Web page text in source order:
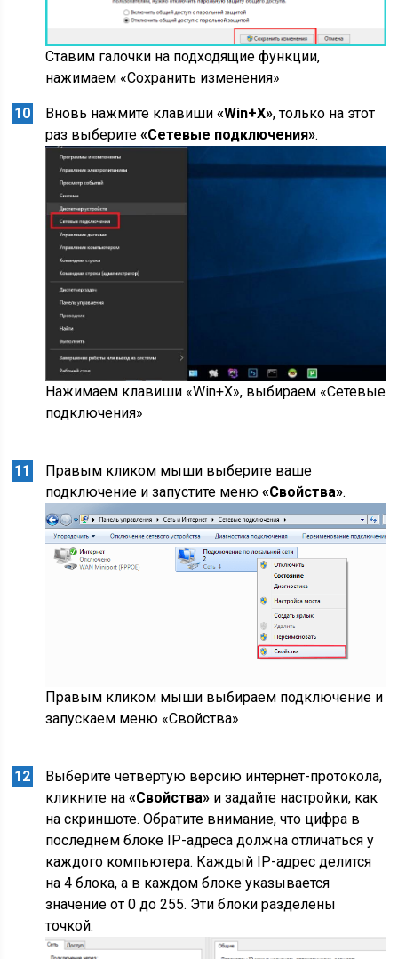
Ставим галочки на подходящие функции,
нажимаем «Сохранить изменения»
Вновь нажмите клавиши«Win+X», только на этот
раз выберите«Сетевые подключения».
Нажимаем клавиши «Win+X», выбираем «Сетевые
подключения»
Правым кликом мыши выберите ваше
подключение и запустите меню«Свойства».
Правым кликом мыши выбираем подключение и
запускаем меню «Свойства»
Выберите четвёртую версию интернет-протокола,
кликните на«Свойства» и задайте настройки, как
на скриншоте. Обратите внимание, что цифра в
последнем блоке IP-адреса должна отличаться у
каждого компьютера. Каждый IP-адрес делится
на 4 блока, а в каждом блоке указывается
значение от 0 до 255. Эти блоки разделены
точкой.